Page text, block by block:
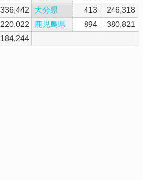
336,442 大分県 413
246,318
220,022 鹿児島県 894
380,821
184,244